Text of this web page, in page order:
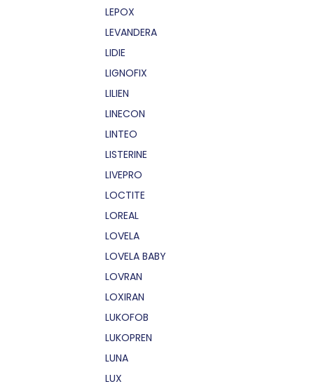
LEPOX
LEVANDERA
LIDIE
LIGNOFIX
LILIEN
LINECON
LINTEO
LISTERINE
LIVEPRO
LOCTITE
LOREAL
LOVELA
LOVELA BABY
LOVRAN
LOXIRAN
LUKOFOB
LUKOPREN
LUNA
LUX